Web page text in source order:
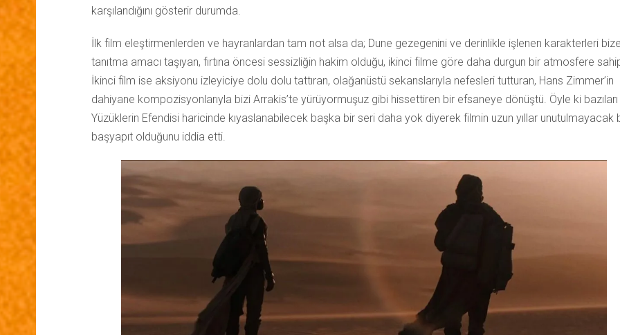
karşılandığını gösterir durumda.
İlk film eleştirmenlerden ve hayranlardan tam not alsa da; Dune gezegenini ve derinlikle işlenen karakterleri
tanıtma amacı taşıyan, fırtına öncesi sessizliğin hakim olduğu, ikinci filme göre daha durgun bir atmosfere
İkinci film ise aksiyonu izleyiciye dolu dolu tattıran, olağanüstü sekanslarıyla nefesleri tutturan, Hans Zimmer’in
dahiyane kompozisyonlarıyla bizi Arrakis’te yürüyormuşuz gibi hissettiren bir efsaneye dönüştü. Öyle ki bazıları
Yüzüklerin Efendisi haricinde kıyaslanabilecek başka bir seri daha yok diyerek filmin uzun yıllar unutulmayacak
başyapıt olduğunu iddia etti.